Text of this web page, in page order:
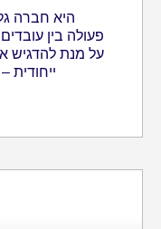
פעולה בין
על מנת להדגיש